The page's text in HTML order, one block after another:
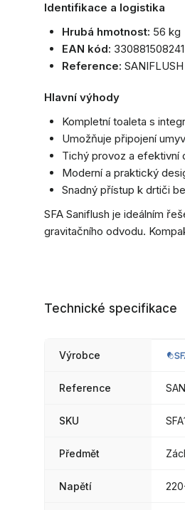
Identifikace a logistika
Hrubá hmotnost: 56 kg
EAN kód:
Reference: SANIFLUSH
Hlavní výhody
Kompletní toaleta s
Umožňuje připojení
Tichý provoz a efektivní
Moderní a praktický
Snadný přístup k drtiči
SFA Saniflush je ideálním
gravitačního odvodu.
Technické specifikace
Výrobce
Reference
SKU
Předmět
Napětí